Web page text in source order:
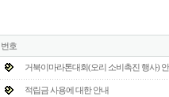
번호
거북이마라톤대회(오리 소비촉진 행사)
적립금 사용에 대한 안내